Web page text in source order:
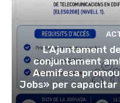
L’Ajuntament
conjuntament
Aemifesa
Jobs» per capacitar